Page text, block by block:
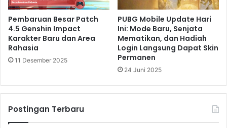
Pembaruan Besar Patch
4.5 Genshin Impact
Karakter Baru dan Area
Rahasia
11 Desember 2025
PUBG Mobile Update Hari
Ini: Mode Baru, Senjata
Mematikan, dan Hadiah
Login Langsung Dapat Skin
Permanen
24 Juni 2025
Postingan Terbaru